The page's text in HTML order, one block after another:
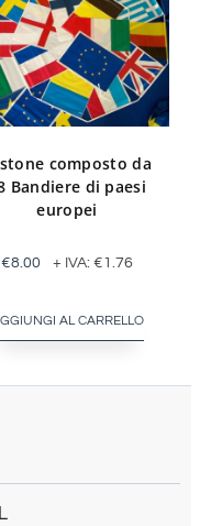
composto da
Bandiere di paesi
europei
€8.00 + IVA: € 1.76
AL CARRELLO